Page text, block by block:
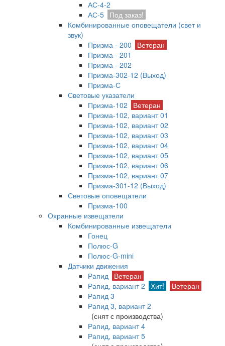
АС-4-2
АС-5 Под заказ!
Комбинированные оповещатели (свет и
звук)
Призма - 200
Ветеран
Призма - 201
Призма - 202
Призма-302-12 (Выход)
Призма-С
Световые указатели
Призма-102
Ветеран
Призма-102, вариант 01
Призма-102, вариант 02
Призма-102, вариант 03
Призма-102, вариант 04
Призма-102, вариант 05
Призма-102, вариант 06
Призма-102, вариант 07
Призма-301-12 (Выход)
Световые оповещатели
Призма-100
Охранные извещатели
Комбинированные извещатели
Гонец
Полюс-G
Полюс-G-mini
Датчики движения
Рапид Ветеран
Рапид, вариант 2 Хит!
Ветеран
Рапид 3
Рапид 3, вариант 2
(снят с производства)
Рапид, вариант 4
Рапид, вариант 5